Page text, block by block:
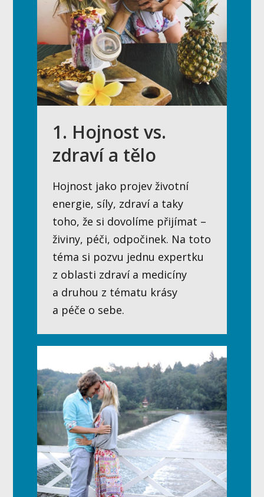
1. Hojnost vs.
zdraví a tělo
Hojnost jako projev životní
energie, síly, zdraví a taky
toho, že si dovolíme přijímat –
živiny, péči, odpočinek. Na toto
téma si pozvu jednu expertku
z oblasti zdraví a medicíny
a druhou z tématu krásy
a péče o sebe.